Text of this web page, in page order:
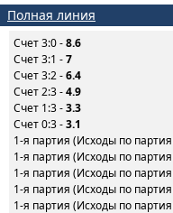
Полная линия
Счет 3:0 -8.6
Счет 3:1 -7
Счет 3:2 -6.4
Счет 2:3 -4.9
Счет 1:3 -3.3
Счет 0:3 -3.1
1-я партия (Исходы по
1-я партия (Исходы по
1-я партия (Исходы по
1-я партия (Исходы по
1-я партия (Исходы по